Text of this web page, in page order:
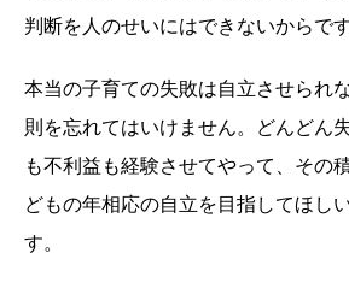
判断を人のせいにはできないからです
本当の子育ての失敗は自立させられ
則を忘れてはいけません。どんどん
も不利益も経験させてやって、その
どもの年相応の自立を目指してほし
す。